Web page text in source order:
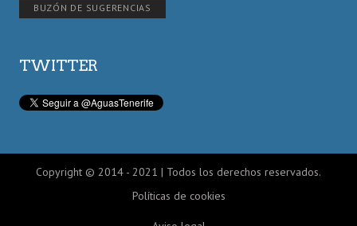
BUZÓN DE SUGERENCIAS
TWITTER
Copyright © 2014 - 2021 | Todos los derechos reservados.
Políticas de cookies